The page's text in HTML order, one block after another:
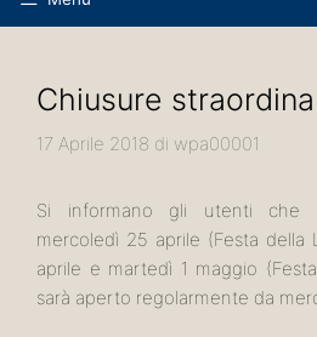
Chiusure
17 Aprile 2018 di wpa00001
Si informano gli utenti che
mercoledì 25 aprile (Festa della
aprile e martedì 1 maggio
sarà aperto regolarmente da